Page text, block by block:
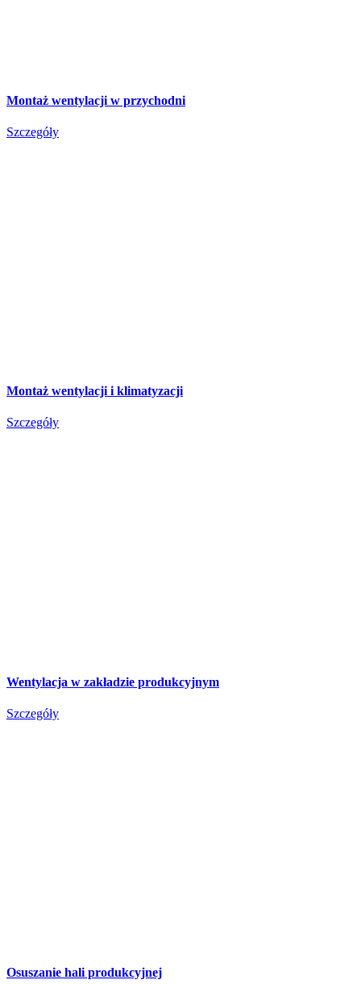
Montaż wentylacji w przychodni
Szczegóły
Montaż wentylacji i klimatyzacji
Szczegóły
Wentylacja w zakładzie produkcyjnym
Szczegóły
Osuszanie hali produkcyjnej